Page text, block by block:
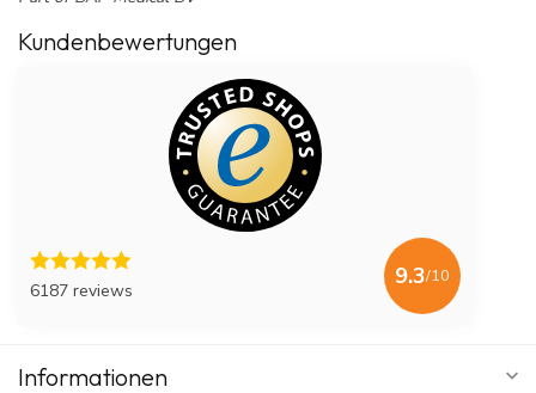
Kundenbewertungen
6187 reviews
9.3/10
Informationen